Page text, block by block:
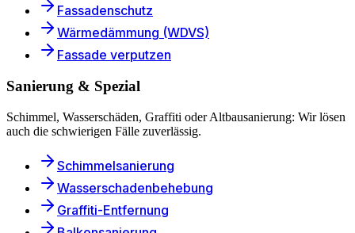
Fassadenschutz
Wärmedämmung (WDVS)
Fassade verputzen
Sanierung & Spezial
Schimmel, Wasserschäden, Graffiti oder Altbausanierung: Wir lösen
auch die schwierigen Fälle zuverlässig.
Schimmelsanierung
Wasserschadenbehebung
Graffiti-Entfernung